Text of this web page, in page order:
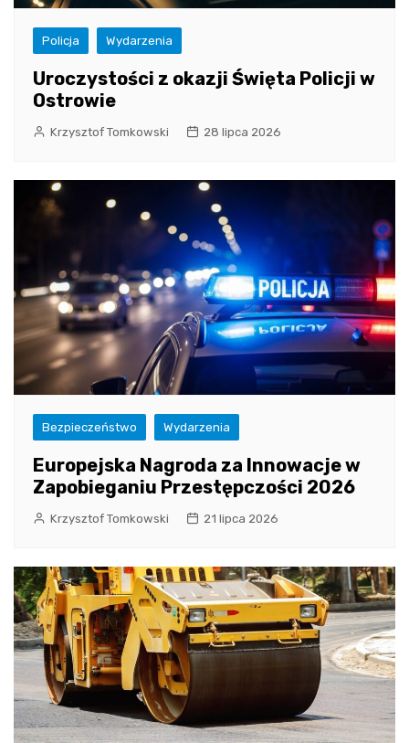
Policja Wydarzenia
Uroczystości z okazji Święta Policji w
Ostrowie
Krzysztof Tomkowski 28 lipca 2026
Bezpieczeństwo Wydarzenia
Europejska Nagroda za Innowacje w
Zapobieganiu Przestępczości 2026
Krzysztof Tomkowski 21 lipca 2026